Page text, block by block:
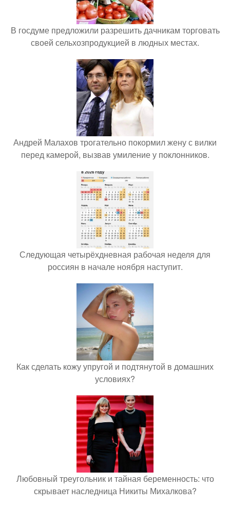
В госдуме предложили разрешить дачникам торговать
своей сельхозпродукцией в людных местах.
Андрей Малахов трогательно покормил жену с вилки
перед камерой, вызвав умиление у поклонников.
Следующая четырёхдневная рабочая неделя для
россиян в начале ноября наступит.
Как сделать кожу упругой и подтянутой в домашних
условиях?
Любовный треугольник и тайная беременность: что
скрывает наследница Никиты Михалкова?